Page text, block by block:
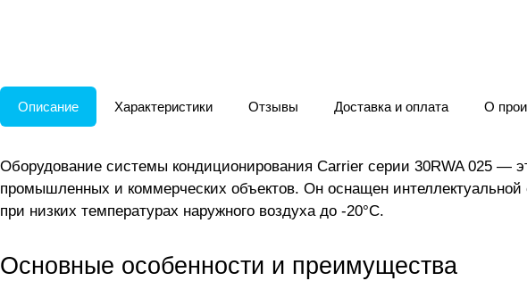
Описание Характеристики Отзывы Доставка и оплата О
Оборудование системы кондиционирования Carrier серии 30RWA 025
промышленных и коммерческих объектов. Он оснащен
при низких температурах наружного воздуха до -20°C.
Основные особенности и преимущества